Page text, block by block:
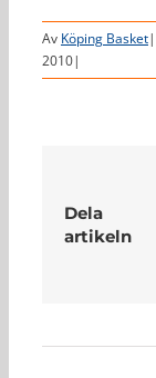
Av Köping Basket|
2010|
Dela
artikeln